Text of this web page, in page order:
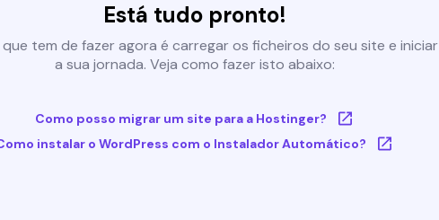
Está tudo pronto!
tem de fazer agora é carregar os ficheiros do seu site e iniciar
a sua jornada. Veja como fazer isto abaixo:
Como posso migrar um site para a Hostinger?
instalar o WordPress com o Instalador Automático?